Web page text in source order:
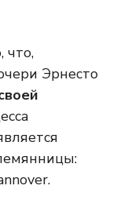
что,
Эрнесто